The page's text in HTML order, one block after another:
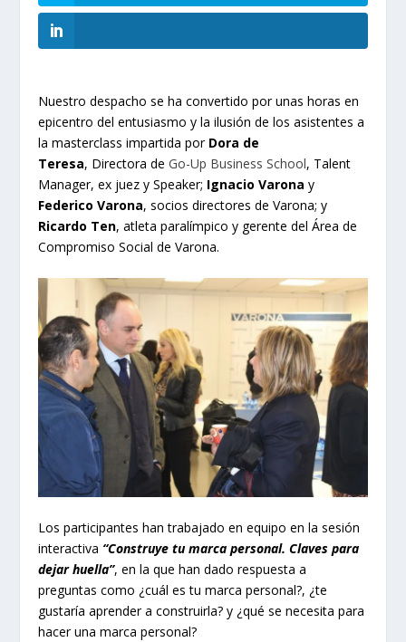
Nuestro despacho se ha convertido por unas horas en
epicentro del entusiasmo y la ilusión de los asistentes a
la masterclass impartida por Dora de
Teresa, Directora deGo-Up Business School, Talent
Manager, ex juez y Speaker; Ignacio Varonay
Federico Varona, socios directores de Varona; y
Ricardo Ten, atleta paralímpico y gerente del Área de
Compromiso Social de Varona.
Los participantes han trabajado en equipo en la sesión
interactiva “Construye tu marca personal. Claves para
dejar huella”, en la que han dado respuesta a
preguntas como ¿cuál es tu marca personal?, ¿te
gustaría aprender a construirla? y ¿qué se necesita para
hacer una marca personal?